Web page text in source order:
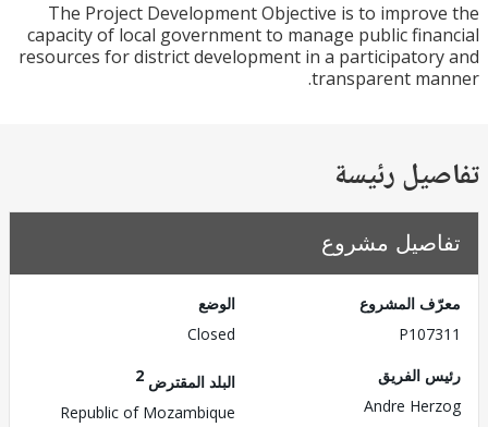
The Project Development Objective is to
capacity of local government to manage public
resources for district development in a
transparent
رئيسة
مشروع
المشروع
الفريق
Andre
البلد المقترض
Republic of Mozambique